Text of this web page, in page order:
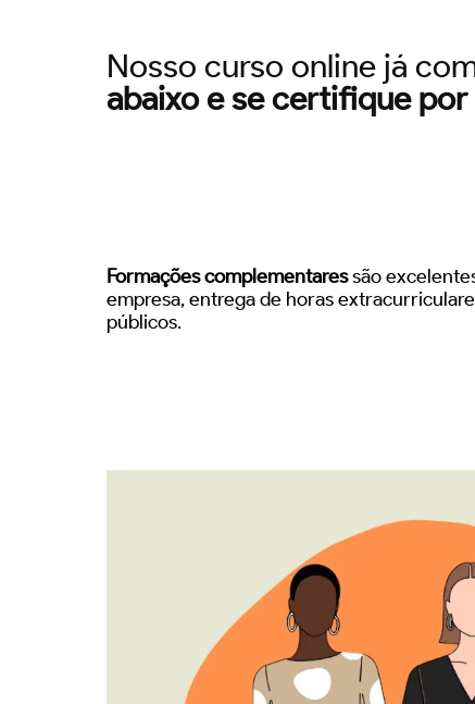
Nosso curso online já
abaixo e se certifique
Formações complementaressão
empresa, entrega de horas
públicos.